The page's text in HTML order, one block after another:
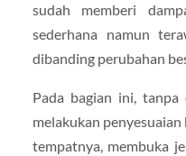
sudah memberi
sederhana namun
dibanding perubahan
Pada bagian ini, tanpa
melakukan
tempatnya, membuka